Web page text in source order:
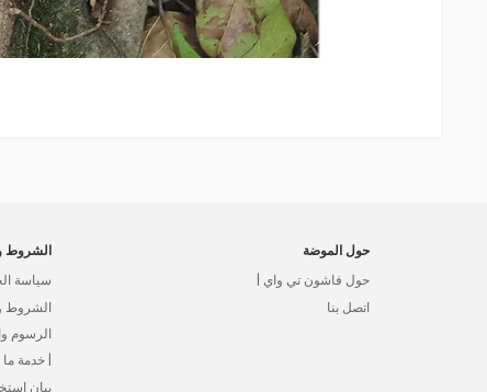
حول الموضة
حول فاشون تي واي |
اتصل بنا
الشروط
سياسة
الشروط
الرسوم
| خدمة ما
بيان